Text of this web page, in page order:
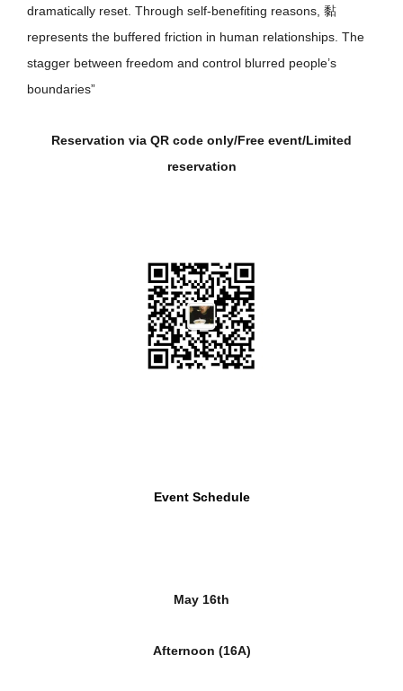
dramatically reset. Through self-benefiting reasons, 黏
represents the buffered friction in human relationships. The
stagger between freedom and control blurred people’s
boundaries”
Reservation via QR code only/Free event/Limited
reservation
Event Schedule
May 16th
Afternoon (16A)